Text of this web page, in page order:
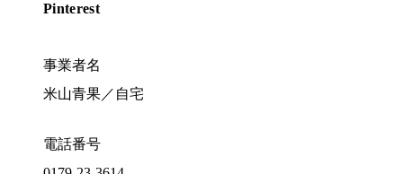
Pinterest
事業者名
米山青果／自宅
電話番号